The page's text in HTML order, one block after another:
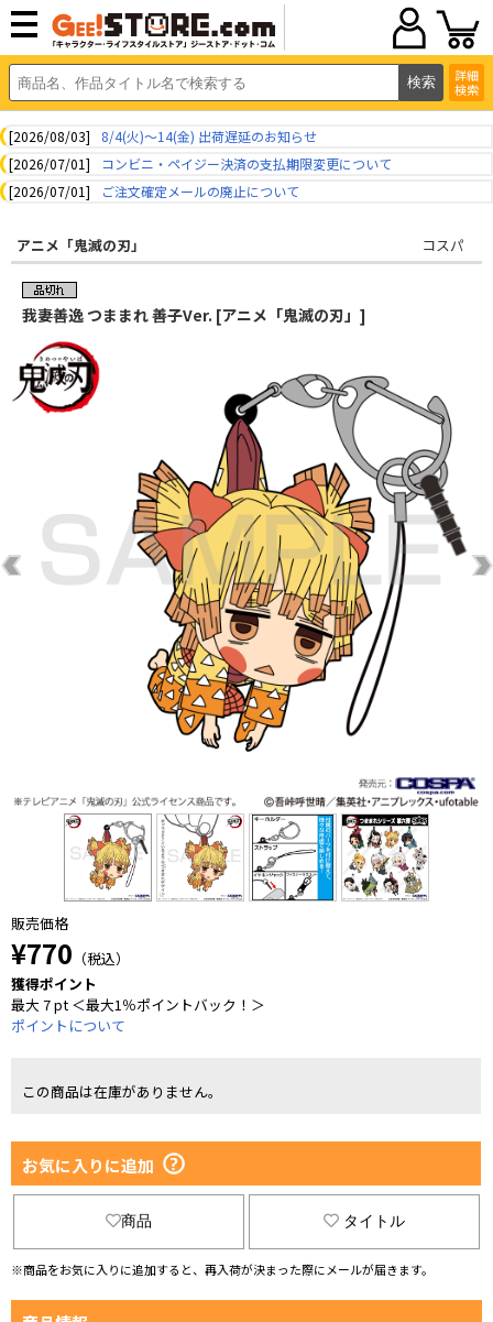
詳細
検索
[2026/08/03]
8/4(火)～14(金) 出荷遅延のお知らせ
[2026/07/01]
コンビニ・ペイジー決済の支払期限変更について
[2026/07/01]
ご注文確定メールの廃止について
アニメ「鬼滅の刃」 コスパ
我妻善逸 つままれ 善子Ver. [アニメ「鬼滅の刃」]
販売価格
¥770 （税込）
獲得ポイント
最大 7 pt ＜最大1％ポイントバック！＞
ポイントについて
この商品は在庫がありません。
お気に入りに追加
商品 タイトル
※商品をお気に入りに追加すると、再入荷が決まった際にメールが届きます。